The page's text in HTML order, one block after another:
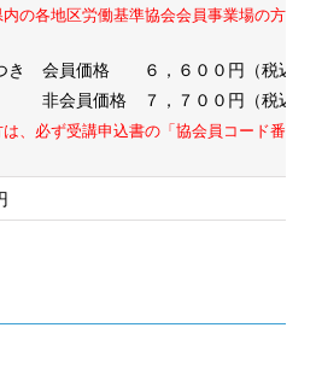
の各地区労働基準協会会員事業場の方は
き 会員価格 ６，６００円（税込）
価格 ７，７００円（税込）
、必ず受講申込書の「協会員コード番号